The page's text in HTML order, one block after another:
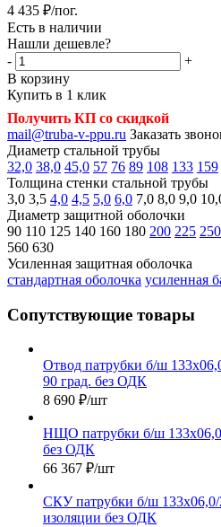
4 435 ₽/пог.
Есть в наличии
Нашли дешевле?
-
+
В корзину
Купить в 1 клик
Получить КП со скидкой
mail@truba-v-ppu.ru Заказать
Диаметр стальной трубы
32,0 38,0 45,0 57 76 89 108 133 159
Толщина стенки стальной трубы
3,0 3,5 4,0 4,5 5,0 6,0 7,0 8,0 9,0
Диаметр защитной оболочки
90 110 125 140 160 180 200 225 250
560 630
Усиленная защитная оболочка
стандартная оболочка усиленная
Сопутствующие товары
Отвод патрубки б/ш
90 град. без ОДК
8 690 ₽/шт
НЩО патрубки б/ш
без ОДК
66 367 ₽/шт
СКУ патрубки б/ш
изоляции без ОДК